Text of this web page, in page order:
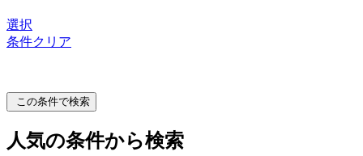
選択
条件クリア
この条件で検索
人気の条件から検索